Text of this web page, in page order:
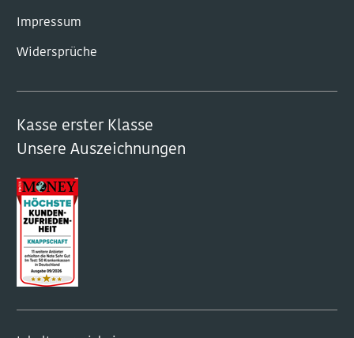
Impressum
Widersprüche
Kasse erster Klasse
Unsere Auszeichnungen